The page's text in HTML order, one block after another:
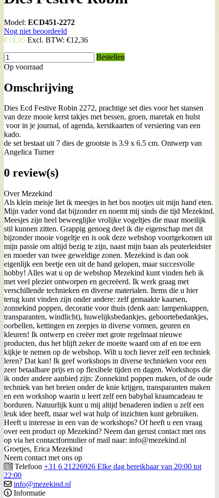
Model: ECD451-2272
Nog niet beoordeeld
€14,95 Excl. BTW: €12,36
Bestellen
Op voorraad
Omschrijving
Dies Ecd Festive Robin 2272, prachtige set dies voor het stansen
van deze mooie kerst takjes met bessen, groen, maretak en hulst
voor in je journal, of agenda, kerstkaarten of versiering van een
kado.
de set bestaat uit 7 dies de grootste is 3.9 x 6.5 cm. Ontwerp van
Angelica Turner
0 review(s)
Over Mezekind
Als klein meisje liet ik meesjes in het bos nootjes uit mijn hand eten.
Mijn vader vond dat bijzonder en noemt mij sinds die tijd Mezekind.
Meesjes zijn heel beweeglijke vrolijke vogeltjes die maar moeilijk
stil kunnen zitten. Grappig genoeg deel ik die eigenschap met dit
bijzonder mooie vogeltje en is ook deze webshop voortgekomen uit
mijn passie om altijd bezig te zijn, naast mijn baan als peuterleidster
en moeder van twee geweldige zonen. Mezekind is dan ook
eigenlijk een beetje een uit de hand gelopen, maar succesvolle
hobby! Alles wat u op de webshop Mezekind kunt vinden heb ik
met veel plezier ontworpen en gecreëerd. Ik werk graag met
verschillende technieken en diverse materialen. Items die u hier
terug kunt vinden zijn onder andere: zelf gemaakte kaarsen,
zonnekind poppen, decoratie voor thuis (denk aan: lampenkappen,
transparanten, windlicht), huwelijksbedankjes, geboortebedankjes,
oorbellen, kettingen en zeepjes in diverse vormen, geuren en
kleuren! Ik ontwerp en creëer met grote regelmaat nieuwe
producten, dus het blijft zeker de moeite waard om af en toe een
kijkje te nemen op de webshop. Wilt u toch liever zelf een techniek
leren? Dat kan! Ik geef workshops in diverse technieken voor een
zeer betaalbare prijs en op flexibele tijden en dagen. Workshops die
ik onder andere aanbied zijn: Zonnekind poppen maken, of de oude
techniek van het breien onder de knie krijgen, transparanten maken
en een workshop waarin u leert zelf een babybal kraamcadeau te
borduren. Natuurlijk kunt u mij altijd benaderen indien u zelf een
leuk idee heeft, maar wel wat hulp of inzichten kunt gebruiken.
Heeft u interesse in een van de workshops? Of heeft u een vraag
over een product op Mezekind? Neem dan gerust contact met ons
op via het contactformulier of mail naar: info@mezekind.nl
Groetjes, Erica Mezekind
Neem contact met ons op
Telefoon +31 6 21226926 Elke dag bereikbaar van 20:00 tot
22:00
info@mezekind.nl
Informatie